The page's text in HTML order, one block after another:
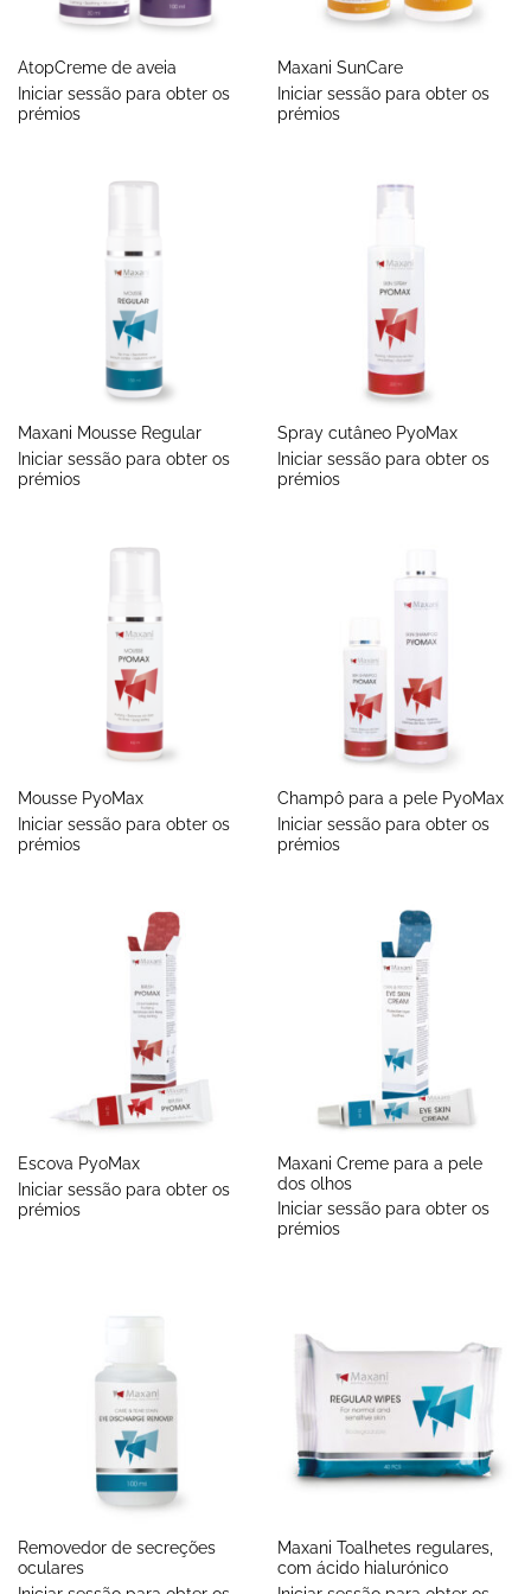
AtopCreme de aveia
Iniciar sessão para obter os
prémios
Maxani SunCare
Iniciar sessão para obter os
prémios
Maxani Mousse Regular
Iniciar sessão para obter os
prémios
Spray cutâneo PyoMax
Iniciar sessão para obter os
prémios
Mousse PyoMax
Iniciar sessão para obter os
prémios
Champô para a pele PyoMax
Iniciar sessão para obter os
prémios
Escova PyoMax
Iniciar sessão para obter os
prémios
Maxani Creme para a pele
dos olhos
Iniciar sessão para obter os
prémios
Removedor de secreções
oculares
Maxani Toalhetes regulares,
com ácido hialurónico